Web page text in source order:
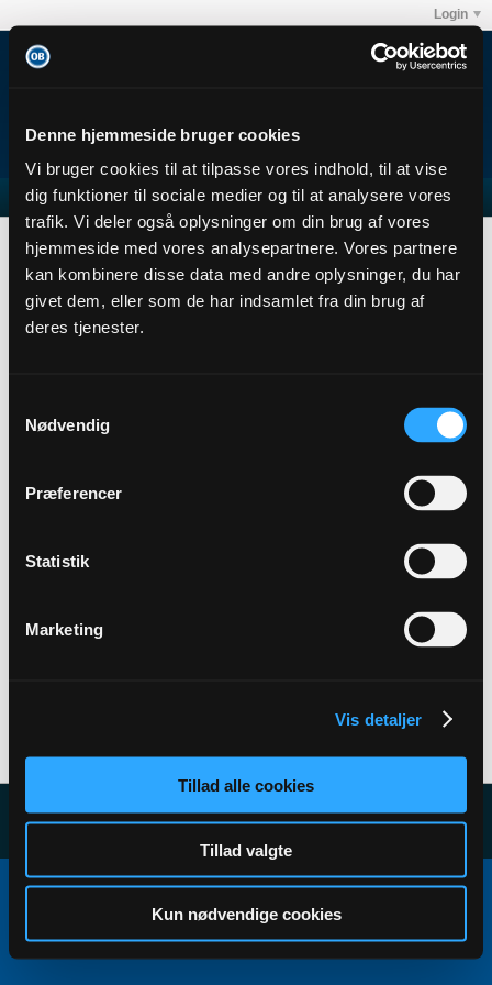
Denne hjemmeside bruger cookies
Vi bruger cookies til at tilpasse vores indhold, til at vise
dig funktioner til sociale medier og til at analysere vores
trafik. Vi deler også oplysninger om din brug af vores
hjemmeside med vores analysepartnere. Vores partnere
kan kombinere disse data med andre oplysninger, du har
givet dem, eller som de har indsamlet fra din brug af
deres tjenester.
Nødvendig
Præferencer
Statistik
Marketing
Vis detaljer
Tillad alle cookies
Tillad valgte
Kun nødvendige cookies
Login
Sorrig og Glæde
Subscription
Sorrig og Glæde
Senior Member
0
0
Copyright ©2000 - 2026, Jelsoft Enterprises Ltd.
All times are GMT+1. This page was generated at 04:30.